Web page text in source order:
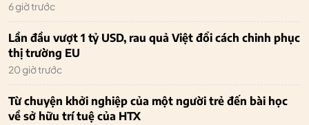
6 giờ trước
Lần đầu vượt 1 tỷ USD, rau quả Việt đổi cách chinh phục
thị trường EU
20 giờ trước
Từ chuyện khởi nghiệp của một người trẻ đến bài học
về sở hữu trí tuệ của HTX